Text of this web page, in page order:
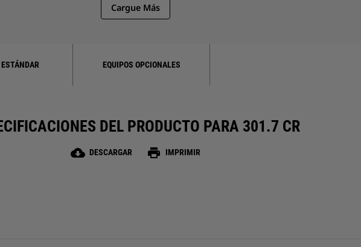
Cargue Más
EQUIPOS OPCIONALES
DEL PRODUCTO PARA 301.7 CR
cloud_download DESCARGAR print IMPRIMIR